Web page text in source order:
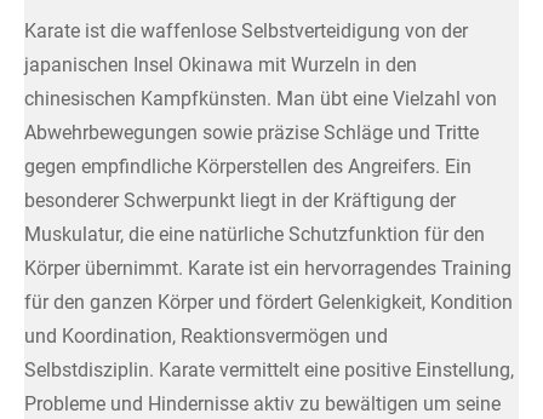
Karate ist die waffenlose Selbstverteidigung von der
japanischen Insel Okinawa mit Wurzeln in den
chinesischen Kampfkünsten. Man übt eine Vielzahl von
Abwehrbewegungen sowie präzise Schläge und Tritte
gegen empfindliche Körperstellen des Angreifers. Ein
besonderer Schwerpunkt liegt in der Kräftigung der
Muskulatur, die eine natürliche Schutzfunktion für den
Körper übernimmt. Karate ist ein hervorragendes Training
für den ganzen Körper und fördert Gelenkigkeit, Kondition
und Koordination, Reaktionsvermögen und
Selbstdisziplin. Karate vermittelt eine positive Einstellung,
Probleme und Hindernisse aktiv zu bewältigen um seine